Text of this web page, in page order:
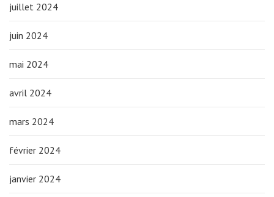
juillet 2024
juin 2024
mai 2024
avril 2024
mars 2024
février 2024
janvier 2024